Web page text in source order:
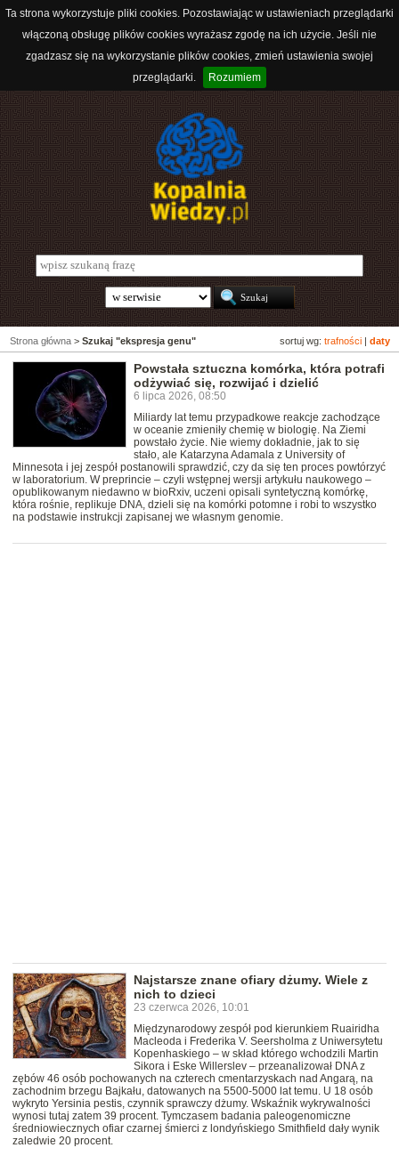
Ta strona wykorzystuje pliki cookies. Pozostawiając w ustawieniach przeglądarki
włączoną obsługę plików cookies wyrażasz zgodę na ich użycie. Jeśli nie
zgadzasz się na wykorzystanie plików cookies, zmień ustawienia swojej
przeglądarki.
Rozumiem
sortuj wg: trafności daty
Strona główna > Szukaj "ekspresja genu"
Powstała sztuczna komórka, która potrafi
odżywiać się, rozwijać i dzielić
6 lipca 2026, 08:50
Miliardy lat temu przypadkowe reakcje zachodzące
w oceanie zmieniły chemię w biologię. Na Ziemi
powstało życie. Nie wiemy dokładnie, jak to się
stało, ale Katarzyna Adamala z University of
Minnesota i jej zespół postanowili sprawdzić, czy da się ten proces powtórzyć
w laboratorium. W preprincie – czyli wstępnej wersji artykułu naukowego –
opublikowanym niedawno w bioRxiv, uczeni opisali syntetyczną komórkę,
która rośnie, replikuje DNA, dzieli się na komórki potomne i robi to wszystko
na podstawie instrukcji zapisanej we własnym genomie.
Najstarsze znane ofiary dżumy. Wiele z
nich to dzieci
23 czerwca 2026, 10:01
Międzynarodowy zespół pod kierunkiem Ruairidha
Macleoda i Frederika V. Seersholma z Uniwersytetu
Kopenhaskiego – w skład którego wchodzili Martin
Sikora i Eske Willerslev – przeanalizował DNA z
zębów 46 osób pochowanych na czterech cmentarzyskach nad Angarą, na
zachodnim brzegu Bajkału, datowanych na 5500-5000 lat temu. U 18 osób
wykryto Yersinia pestis, czynnik sprawczy dżumy. Wskaźnik wykrywalności
wynosi tutaj zatem 39 procent. Tymczasem badania paleogenomiczne
średniowiecznych ofiar czarnej śmierci z londyńskiego Smithfield dały wynik
zaledwie 20 procent.